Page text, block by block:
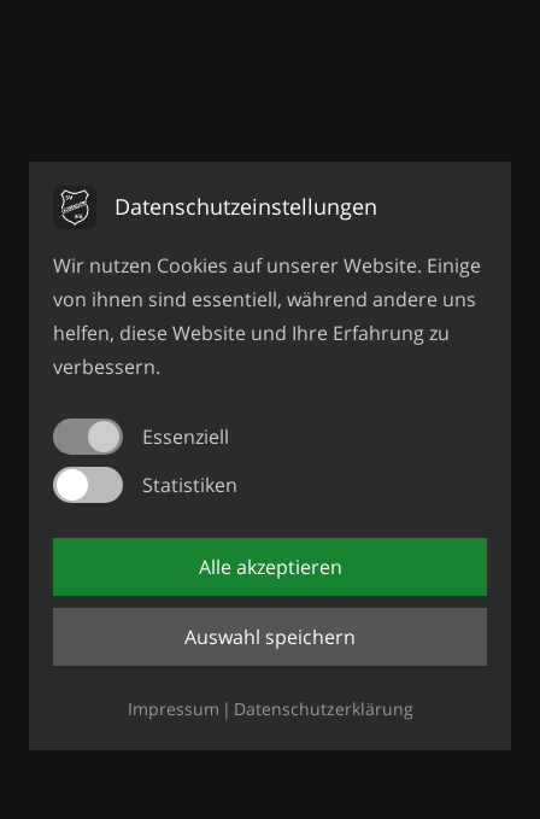
Datenschutzeinstellungen
Wir nutzen Cookies auf unserer Website. Einige
von ihnen sind essentiell, während andere uns
helfen, diese Website und Ihre Erfahrung zu
verbessern.
Essenziell
Statistiken
Alle akzeptieren
Auswahl speichern
Impressum Datenschutzerklärung